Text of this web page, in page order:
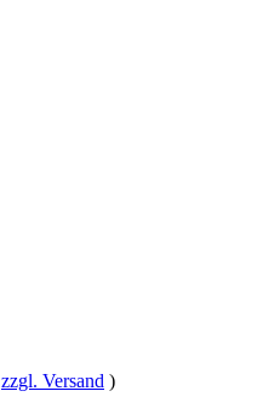
zzgl. Versand )